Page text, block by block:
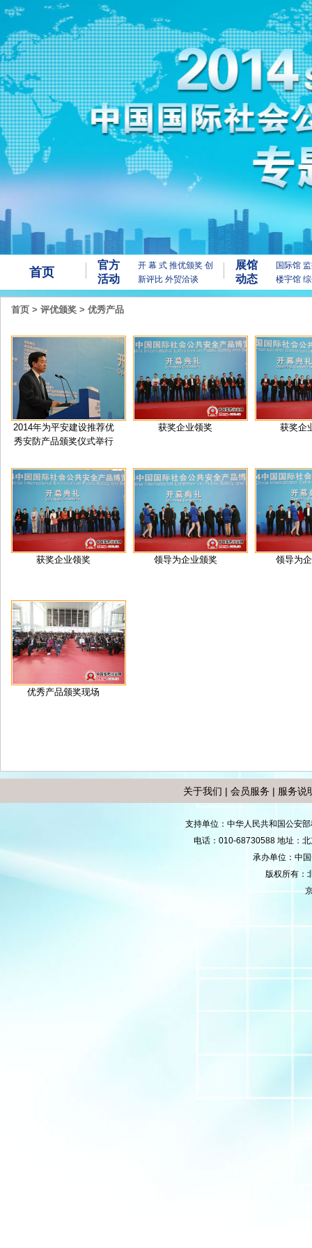
首页
官方
活动
开 幕 式 推优颁奖 创
新评比 外贸洽谈
展馆
动态
国际馆
楼宇馆
首页 > 评优颁奖 > 优秀产品
2014年为平安建设推荐优
秀安防产品颁奖仪式举行
获奖企业领奖 获奖企
获奖企业领奖 领导为企业颁奖 领导为
优秀产品颁奖现场
关于我们 | 会员服务 | 服务说
支持单位：中华人民共和国公安
电话：010-68730588 地址：
承办单位：中
版权所有：